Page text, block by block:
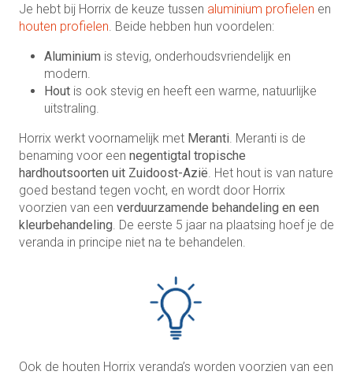
Je hebt bij Horrix de keuze tussen aluminium profielen en
houten profielen. Beide hebben hun voordelen:
Aluminium is stevig, onderhoudsvriendelijk en
modern.
Hout is ook stevig en heeft een warme, natuurlijke
uitstraling.
Horrix werkt voornamelijk met Meranti. Meranti is de
benaming voor een negentigtal tropische
hardhoutsoorten uit Zuidoost-Azië. Het hout is van nature
goed bestand tegen vocht, en wordt door Horrix
voorzien van een verduurzamende behandeling en een
kleurbehandeling. De eerste 5 jaar na plaatsing hoef je de
veranda in principe niet na te behandelen.
Ook de houten Horrix veranda’s worden voorzien van een